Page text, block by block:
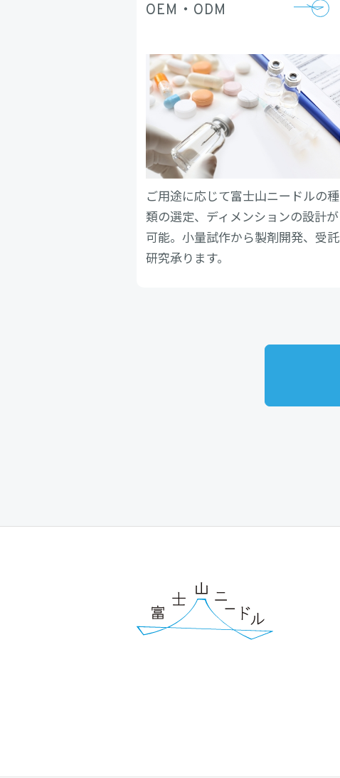
OEM・ODM
ご用途に応じて富士山ニードルの種
類の選定、ディメンションの設計が
可能。小量試作から製剤開発、受託
研究承ります。